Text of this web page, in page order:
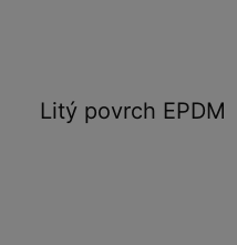
Litý povrch EPDM